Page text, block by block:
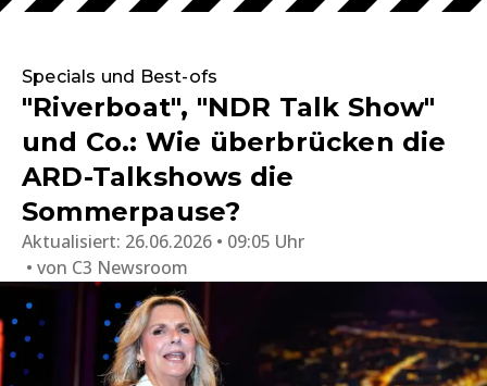
Specials und Best-ofs
"Riverboat", "NDR Talk Show"
und Co.: Wie überbrücken die
ARD-Talkshows die
Sommerpause?
Aktualisiert: 26.06.2026 • 09:05 Uhr
von C3 Newsroom